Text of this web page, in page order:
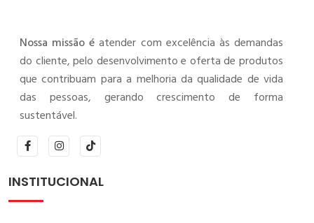
Nossa missão é atender com excelência às demandas
do cliente, pelo desenvolvimento e oferta de produtos
que contribuam para a melhoria da qualidade de vida
das pessoas, gerando crescimento de forma
sustentável.
INSTITUCIONAL